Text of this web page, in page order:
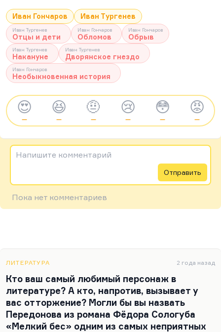
Иван Гончаров Иван Тургенев
Иван Тургенев
Отцы и дети
Иван Гончаров
Обломов
Иван Гончаров
Обрыв
Иван Тургенев
Накануне
Иван Тургенев
Дворянское гнездо
Иван Гончаров
Необыкновенная история
😍
—
😆
—
🤨
—
😢
—
😳
—
😡
—
Напишите комментарий
Отправить
Пока нет комментариев
ЛИТЕРАТУРА 2 года назад
Кто ваш самый любимый персонаж в
литературе? А кто, напротив, вызывает у
вас отторжение? Могли бы вы назвать
Передонова из романа Фёдора Сологуба
«Мелкий бес» одним из самых неприятных